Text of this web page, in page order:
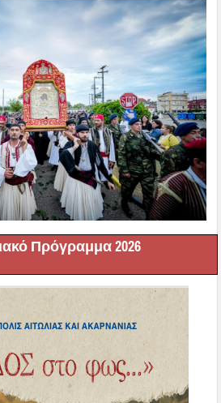
Πρόγραμμα 2026